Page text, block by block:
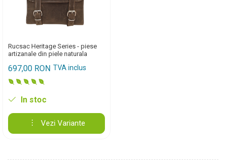
Rucsac Heritage Series - piese
artizanale din piele naturala
697,00 RON TVA inclus
In stoc
Vezi Variante